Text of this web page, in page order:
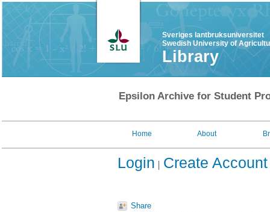
Sveriges lantbruksuniversitet
Swedish University of
Library
Epsilon Archive for Student
Home About
Login Create Account
Share